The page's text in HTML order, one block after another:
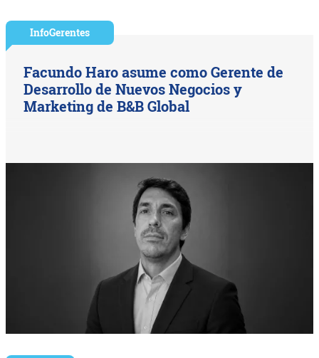
InfoGerentes
Facundo Haro asume como Gerente de
Desarrollo de Nuevos Negocios y
Marketing de B&B Global